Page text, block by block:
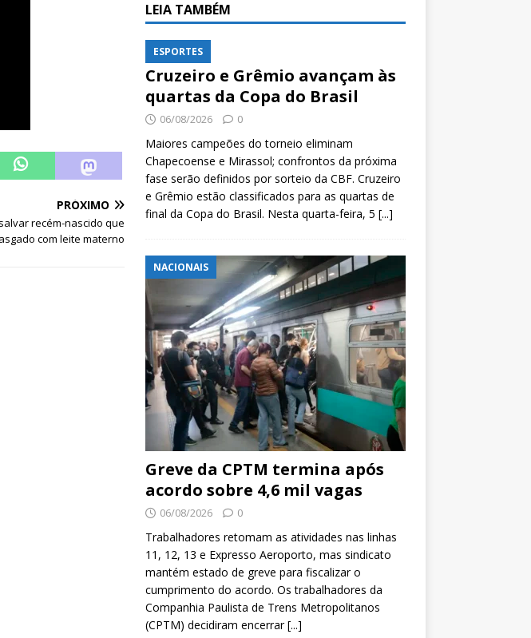
PRÓXIMO
recém-nascido que
com leite materno
LEIA TAMBÉM
ESPORTES
Cruzeiro e Grêmio avançam às
quartas da Copa do Brasil
06/08/2026 0
Maiores campeões do torneio eliminam
Chapecoense e Mirassol; confrontos da próxima
fase serão definidos por sorteio da CBF. Cruzeiro
e Grêmio estão classificados para as quartas de
final da Copa do Brasil. Nesta quarta-feira, 5 [...]
NACIONAIS
Greve da CPTM termina após
acordo sobre 4,6 mil vagas
06/08/2026 0
Trabalhadores retomam as atividades nas linhas
11, 12, 13 e Expresso Aeroporto, mas sindicato
mantém estado de greve para fiscalizar o
cumprimento do acordo. Os trabalhadores da
Companhia Paulista de Trens Metropolitanos
(CPTM) decidiram encerrar[...]